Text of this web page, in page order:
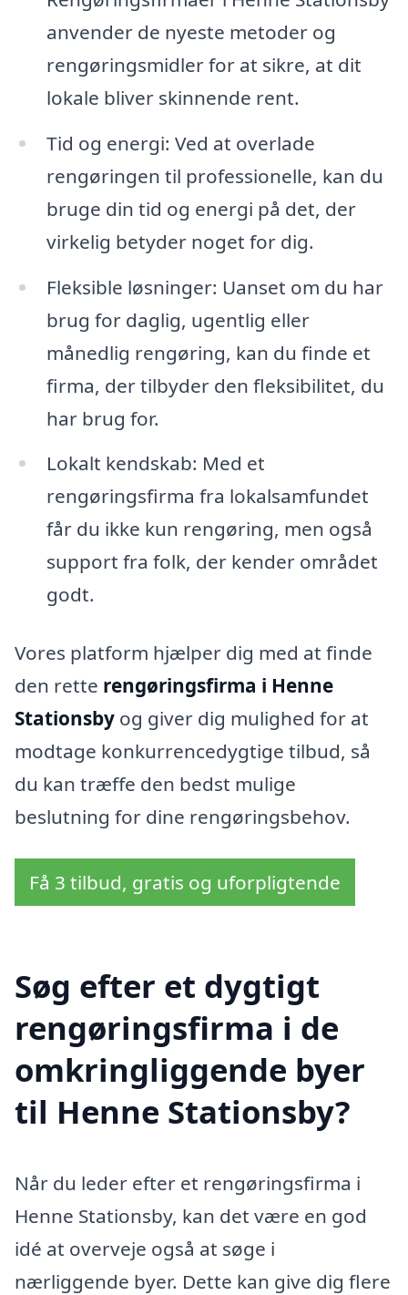
anvender de nyeste metoder og
rengøringsmidler for at sikre, at dit
lokale bliver skinnende rent.
Tid og energi: Ved at overlade
rengøringen til professionelle, kan du
bruge din tid og energi på det, der
virkelig betyder noget for dig.
Fleksible løsninger: Uanset om du har
brug for daglig, ugentlig eller
månedlig rengøring, kan du finde et
firma, der tilbyder den fleksibilitet, du
har brug for.
Lokalt kendskab: Med et
rengøringsfirma fra lokalsamfundet
får du ikke kun rengøring, men også
support fra folk, der kender området
godt.
Vores platform hjælper dig med at finde
den rette rengøringsfirma i Henne
Stationsby og giver dig mulighed for at
modtage konkurrencedygtige tilbud, så
du kan træffe den bedst mulige
beslutning for dine rengøringsbehov.
Få 3 tilbud, gratis og uforpligtende
Søg efter et dygtigt
rengøringsfirma i de
omkringliggende byer
til Henne Stationsby?
Når du leder efter et rengøringsfirma i
Henne Stationsby, kan det være en god
idé at overveje også at søge i
nærliggende byer. Dette kan give dig flere